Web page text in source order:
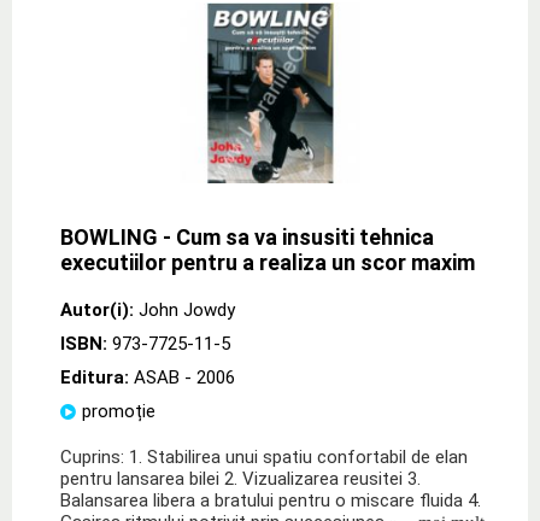
BOWLING - Cum sa va insusiti tehnica
executiilor pentru a realiza un scor maxim
Autor(i): John Jowdy
ISBN: 973-7725-11-5
Editura: ASAB - 2006
promoție
Cuprins: 1. Stabilirea unui spatiu confortabil de elan
pentru lansarea bilei 2. Vizualizarea reusitei 3.
Balansarea libera a bratului pentru o miscare fluida 4.